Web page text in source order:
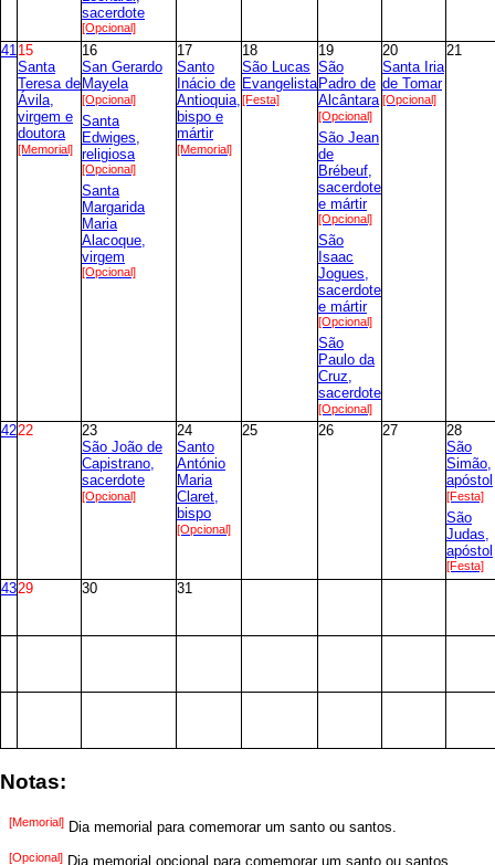
sacerdote
[Opcional]
4115
Santa
Teresa de
Ávila,
virgem e
doutora
[Memorial]
16
San Gerardo
Mayela
[Opcional]
Santa
Edwiges,
religiosa
[Opcional]
Santa
Margarida
Maria
Alacoque,
virgem
[Opcional]
17
Santo
Inácio de
Antioquia,
bispo e
mártir
[Memorial]
18
São Lucas
Evangelista
[Festa]
19
São
Padro de
Alcântara
[Opcional]
São Jean
de
Brébeuf,
sacerdote
e mártir
[Opcional]
São
Isaac
Jogues,
sacerdote
e mártir
[Opcional]
São
Paulo da
Cruz,
sacerdote
[Opcional]
20
Santa Iria
de Tomar
[Opcional]
21
4222
23
São João de
Capistrano,
sacerdote
[Opcional]
24
Santo
António
Maria
Claret,
bispo
[Opcional]
25 26 27
28
São
Simão,
apóstol
[Festa]
São
Judas,
apóstol
[Festa]
4329 30 31
Notas:
[Memorial] Dia memorial para comemorar um santo ou santos.
[Opcional]